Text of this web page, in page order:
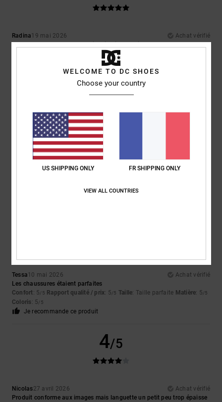
Radina19 mai 2026
Achat vérifié
Rapport qualité / prix: 5/5 Taille
Je recommande ce produit
5 /5
Damien12 mai 2026
Achat vérifié
Tessa10 mai 2026
Achat vérifié
Les chaussures étaient parfaites
Confort: 5/5 Rapport qualité / prix: 5/5 Taille: Taille parfaite Matière: 5/5
Coloris: 5/5
Je recommande ce produit
4/5
Nicolas27 avril 2026
Achat vérifié
Produit conforme aux images mais languette un petit peu trop épaisse
WELCOME TO DC SHOES
Choose your country
US SHIPPING ONLY FR SHIPPING ONLY
VIEW ALL COUNTRIES